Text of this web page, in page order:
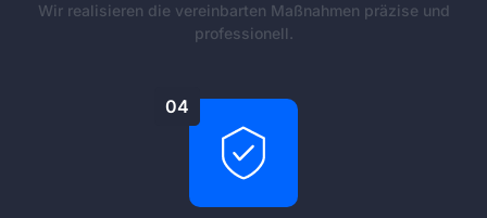
Wir realisieren die vereinbarten Maßnahmen präzise und
professionell.
04